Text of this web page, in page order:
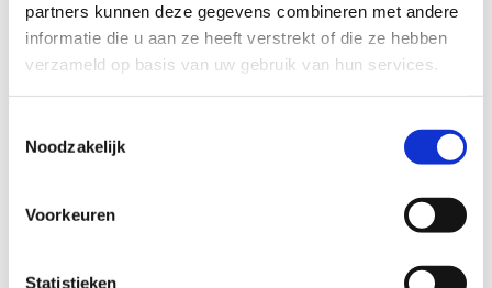
partners kunnen deze gegevens combineren met andere
informatie die u aan ze heeft verstrekt of die ze hebben
verzameld op basis van uw gebruik van hun services.
Noodzakelijk
Voorkeuren
Statistieken
Wij zoeken een:
Liefdevol steungezin dat beide meisjes op
wil vangen of twee verschillende
op willen vangen.
Gezin in Sittard-Geleen.